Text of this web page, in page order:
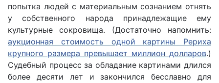
попытка людей с материальным сознанием отнять
у собственного народа принадлежащие ему
культурные сокровища. (Достаточно напомнить:
аукционная стоимость одной картины Рериха
крупного размера превышает миллион долларов.)
Судебный процесс за обладание картинами длился
более десяти лет и закончился бесславно для